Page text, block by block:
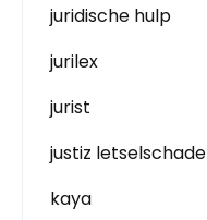
juridische hulp
jurilex
jurist
justiz letselschade
kaya